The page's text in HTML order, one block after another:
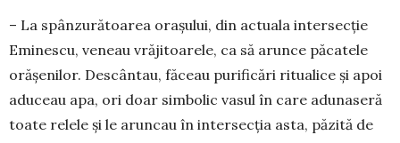
– La spânzurătoarea orașului, din actuala intersecție
Eminescu, veneau vrăjitoarele, ca să arunce păcatele
orășenilor. Descântau, făceau purificări ritualice și apoi
aduceau apa, ori doar simbolic vasul în care adunaseră
toate relele și le aruncau în intersecția asta, păzită de